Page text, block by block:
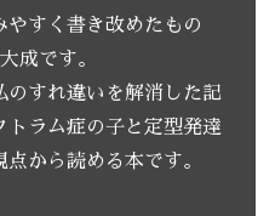
すく書き改めたもの
成です。
のすれ違いを解消した記
トラム症の子と定型発達
から読める本です。